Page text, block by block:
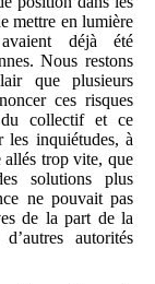
mettre en lumière
déjà été
Nous restons
que plusieurs
ces risques
du collectif et ce
inquiétudes, à
allés trop vite, que
solutions plus
ne pouvait pas
de la part de la
autorités